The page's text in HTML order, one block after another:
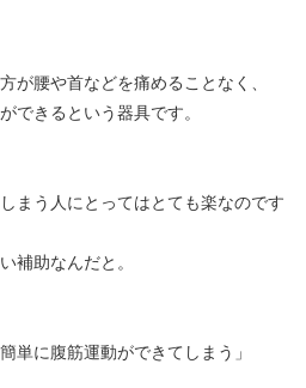
が腰や首などを痛めることなく、
できるという器具です。
まう人にとってはとても楽なのです
補助なんだと。
単に腹筋運動ができてしまう」